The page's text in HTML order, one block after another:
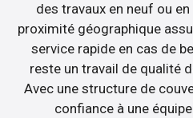
des travaux en neuf ou
proximité géographique
service rapide en cas de
reste un travail de qualité
Avec une structure de
confiance à une